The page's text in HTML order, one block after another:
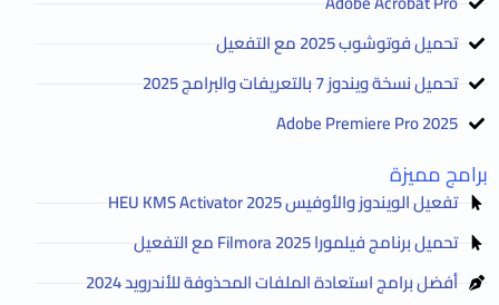
تحميل فوتوشوب 2025 مع التفعيل
تحميل نسخة ويندوز 7 بالتعريفات والبرامج 2025
Adobe Premiere Pro 2025
برامج مميزة
تفعيل الويندوز والأوفيس HEU KMS Activator 2025
تحميل برنامج فيلمورا Filmora 2025 مع التفعيل
أفضل برامج استعادة الملفات المحذوفة للأندرويد 2024